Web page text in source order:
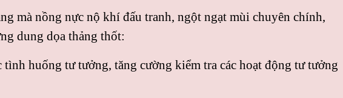
mà nồng nực nộ khí đấu tranh, ngột ngạt mùi chuyên chính,
dung dọa thảng thốt:
huống tư tưởng, tăng cường kiểm tra các hoạt động tư tưởng